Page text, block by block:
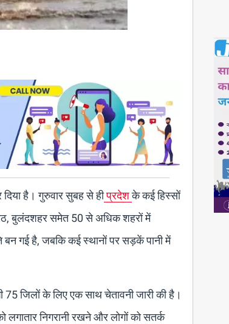
है। गुरुवार सुबह से हीप्रदेशके कई हिस्सों
बुलंदशहर समेत 50 से अधिक शहरों में
बन गई है, जबकि कई स्थानों पर सड़कें पानी में
जिलों के लिए एक साथ चेतावनी जारी की है।
निगरानी रखने और लोगों को सतर्क